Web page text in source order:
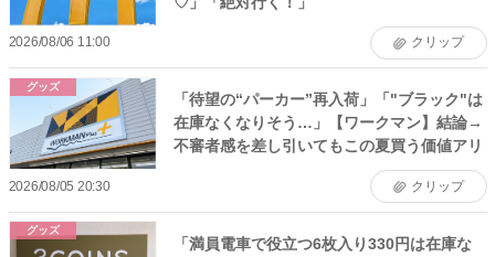
2026/08/06 11:00 クリップ
グッズ
「待望の“パーカー”再入荷」「"ブラック"は
在庫なくなりそう…」【ワークマン】結論→
不審者感を差し引いてもこの夏買う価値アリ
2026/08/05 20:30 クリップ
グッズ
「満員電車で役立つ6枚入り330円は在庫な